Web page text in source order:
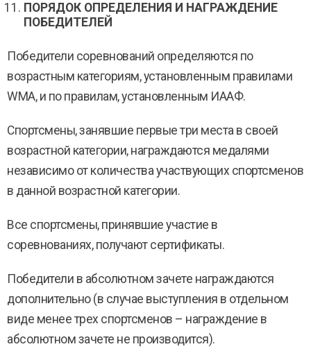
ПОРЯДОК ОПРЕДЕЛЕНИЯ И НАГРАЖДЕНИЕ
ПОБЕДИТЕЛЕЙ
Победители соревнований определяются по
возрастным категориям, установленным правилами
WMA, и по правилам, установленным ИААФ.
Спортсмены, занявшие первые три места в своей
возрастной категории, награждаются медалями
независимо от количества участвующих спортсменов
в данной возрастной категории.
Все спортсмены, принявшие участие в
соревнованиях, получают сертификаты.
Победители в абсолютном зачете награждаются
дополнительно (в случае выступления в отдельном
виде менее трех спортсменов – награждение в
абсолютном зачете не производится).